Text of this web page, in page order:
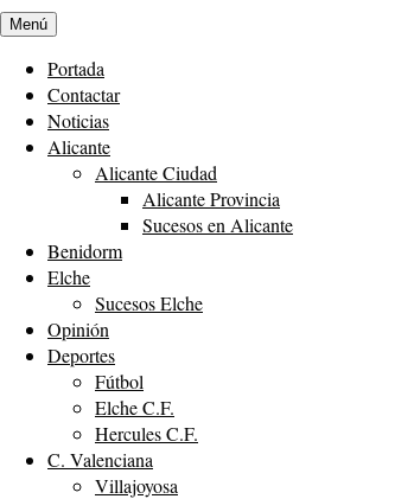
Menú
Portada
Contactar
Noticias
Alicante
Alicante Ciudad
Alicante Provincia
Sucesos en Alicante
Benidorm
Elche
Sucesos Elche
Opinión
Deportes
Fútbol
Elche C.F.
Hercules C.F.
C. Valenciana
Villajoyosa